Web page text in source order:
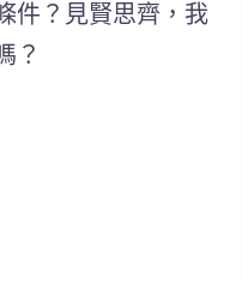
件？見賢思齊，我
？